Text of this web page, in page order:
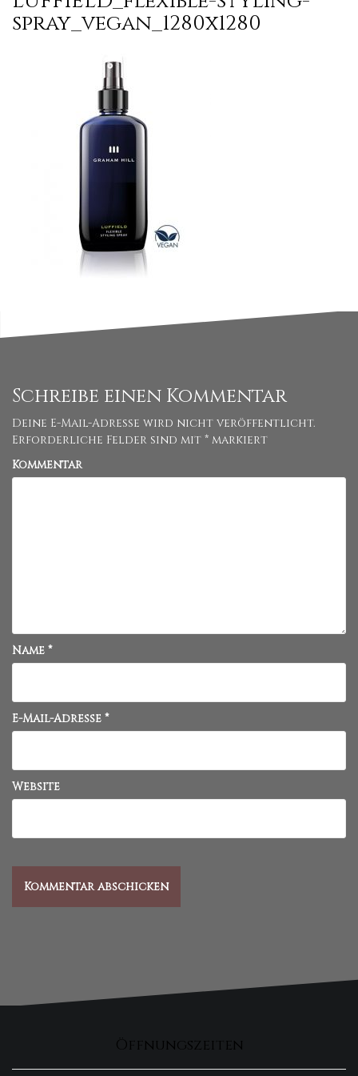
spray_vegan_1280x1280
Schreibe einen Kommentar
Deine E-Mail-Adresse wird nicht veröffentlicht.
Erforderliche Felder sind mit * markiert
Kommentar
Name *
E-Mail-Adresse *
Website
Öffnungszeiten